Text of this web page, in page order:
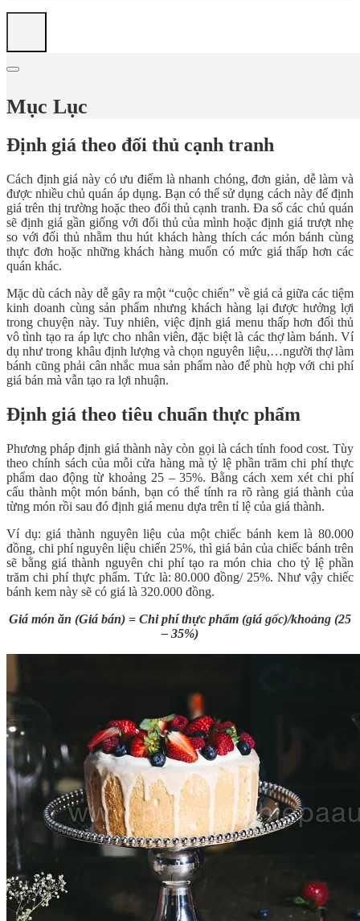
Mục Lục
Định giá theo đối thủ cạnh tranh
Cách định giá này có ưu điểm là nhanh chóng, đơn giản, dễ làm và
được nhiều chủ quán áp dụng. Bạn có thể sử dụng cách này để định
giá trên thị trường hoặc theo đối thủ cạnh tranh. Đa số các chủ quán
sẽ định giá gần giống với đối thủ của mình hoặc định giá trượt nhẹ
so với đối thủ nhằm thu hút khách hàng thích các món bánh cùng
thực đơn hoặc những khách hàng muốn có mức giá thấp hơn các
quán khác.
Mặc dù cách này dễ gây ra một “cuộc chiến” về giá cả giữa các tiệm
kinh doanh cùng sản phẩm nhưng khách hàng lại được hưởng lợi
trong chuyện này. Tuy nhiên, việc định giá menu thấp hơn đối thủ
vô tình tạo ra áp lực cho nhân viên, đặc biệt là các thợ làm bánh. Ví
dụ như trong khâu định lượng và chọn nguyên liệu,…người thợ làm
bánh cũng phải cân nhắc mua sản phẩm nào để phù hợp với chi phí
giá bán mà vẫn tạo ra lợi nhuận.
Định giá theo tiêu chuẩn thực phẩm
Phương pháp định giá thành này còn gọi là cách tính food cost. Tùy
theo chính sách của mỗi cửa hàng mà tỷ lệ phần trăm chi phí thực
phẩm dao động từ khoảng 25 – 35%. Bằng cách xem xét chi phí
cấu thành một món bánh, bạn có thể tính ra rõ ràng giá thành của
từng món rồi sau đó định giá menu dựa trên tỉ lệ của giá thành.
Ví dụ: giá thành nguyên liệu của một chiếc bánh kem là 80.000
đồng, chi phí nguyên liệu chiến 25%, thì giá bản của chiếc bánh trên
sẽ bằng giá thành nguyên chi phí tạo ra món chia cho tỷ lệ phần
trăm chi phí thực phẩm. Tức là: 80.000 đồng/ 25%. Như vậy chiếc
bánh kem này sẽ có giá là 320.000 đồng.
Giá món ăn (Giá bán) = Chi phí thực phẩm (giá gốc)/khoảng (25
– 35%)